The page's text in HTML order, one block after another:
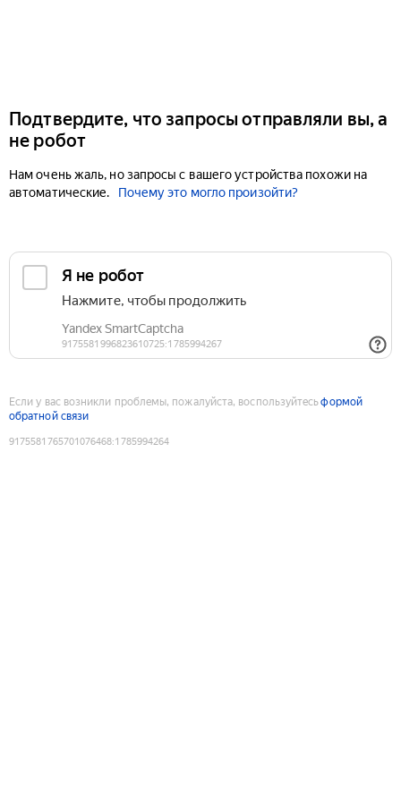
Подтвердите, что запросы отправляли вы, а
не робот
Нам очень жаль, но запросы с вашего устройства похожи на
автоматические.
Почему это могло произойти?
Если у вас возникли проблемы, пожалуйста, воспользуйтесьформой
обратной связи
9175581765701076468:1785994264